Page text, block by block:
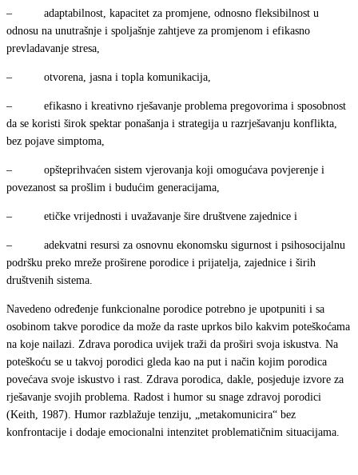
– adaptabilnost, kapacitet za promjene, odnosno fleksibilnost u
odnosu na unutrašnje i spoljašnje zahtjeve za promjenom i efikasno
prevladavanje stresa,
– otvorena, jasna i topla komunikacija,
– efikasno i kreativno rješavanje problema pregovorima i sposobnost
da se koristi širok spektar ponašanja i strategija u razrješavanju konflikta,
bez pojave simptoma,
– opšteprihvaćen sistem vjerovanja koji omogućava povjerenje i
povezanost sa prošlim i budućim generacijama,
– etičke vrijednosti i uvažavanje šire društvene zajednice i
– adekvatni resursi za osnovnu ekonomsku sigurnost i psihosocijalnu
podršku preko mreže proširene porodice i prijatelja, zajednice i širih
društvenih sistema.
Navedeno određenje funkcionalne porodice potrebno je upotpuniti i sa
osobinom takve porodice da može da raste uprkos bilo kakvim poteškoćama
na koje nailazi. Zdrava porodica uvijek traži da proširi svoja iskustva. Na
poteškoću se u takvoj porodici gleda kao na put i način kojim porodica
povećava svoje iskustvo i rast. Zdrava porodica, dakle, posjeduje izvore za
rješavanje svojih problema. Radost i humor su snage zdravoj porodici
(Keith, 1987). Humor razblažuje tenziju, „metakomunicira“ bez
konfrontacije i dodaje emocionalni intenzitet problematičnim situacijama.